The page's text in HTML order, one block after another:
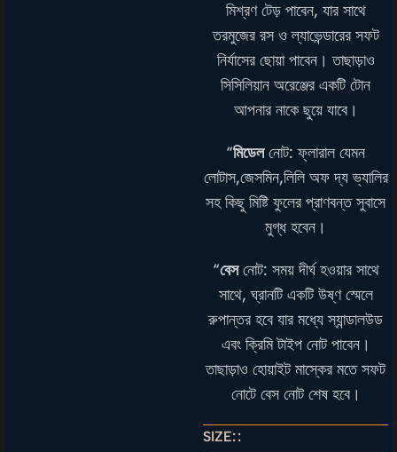
মিশ্রণ টেড় পাবেন, যার সাথে
তরমুজের রস ও ল্যাভেন্ডারের সফট
নির্যাসের ছোয়া পাবেন। তাছাড়াও
সিসিলিয়ান অরেঞ্জের একটি টোন
আপনার নাকে ছুয়ে যাবে।
“মিডেলনোট: ফ্লারাল যেমন
লোটাস,জেসমিন,লিলি অফ দ্য ভ্যালির
সহ কিছু মিষ্টি ফুলের প্রাণবন্ত সুবাসে
মুগ্ধ হবেন।
“বেসনোট: সময় দীর্ঘ হওয়ার সাথে
সাথে, ঘ্রানটি একটি উষ্ণ স্মেলে
রুপান্তর হবে যার মধ্যে স্যান্ডালউড
এবং ক্রিমি টাইপ নোট পাবেন।
তাছাড়াও হোয়াইট মাস্কের মতে সফট
নোটে বেস নোট শেষ হবে।
SIZE: